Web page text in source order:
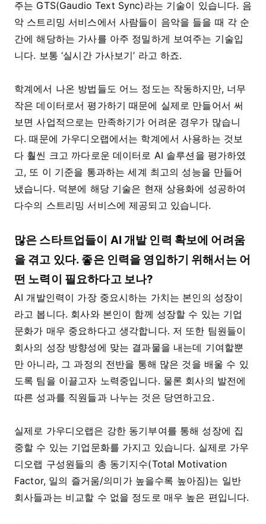
주는 GTS(Gaudio Text Sync)라는 기술이 있습니다. 음
악 스트리밍 서비스에서 사람들이 음악을 들을 때 각 순
간에 해당하는 가사를 아주 정밀하게 보여주는 기술입
니다. 보통 ‘실시간 가사보기’ 라고 하죠.
학계에서 나온 방법들도 어느 정도는 작동하지만, 너무
작은 데이터로서 평가하기 때문에 실제로 만들어서 써
보면 사업적으로는 만족하기가 어려운 경우가 많습니
다. 때문에 가우디오랩에서는 학계에서 사용하는 것보
다 훨씬 크고 까다로운 데이터로 AI 솔루션을 평가하였
고, 또 이 기준을 통과하는 세계 최고의 성능을 만들어
냈습니다. 덕분에 해당 기술은 현재 상용화에 성공하여
다수의 스트리밍 서비스에 제공되고 있습니다.
많은 스타트업들이 AI 개발 인력 확보에 어려움
을 겪고 있다. 좋은 인력을 영입하기 위해서는 어
떤 노력이 필요하다고 보나?
AI 개발인력이 가장 중요시하는 가치는 본인의 성장이
라고 봅니다. 회사와 본인이 함께 성장할 수 있는 기업
문화가 매우 중요하다고 생각합니다. 저 또한 팀원들이
회사의 성장 방향성에 맞는 결과물을 내는데 기여할뿐
만 아니라, 그 과정의 전반을 통해 많은 것을 배울 수 있
도록 팀을 이끌고자 노력중입니다. 물론 회사의 발전에
따른 성과를 직원들과 나누는 것은 당연하고요.
실제로 가우디오랩은 강한 동기부여를 통해 성장에 집
중할 수 있는 기업문화를 가지고 있습니다. 실제로 가우
디오랩 구성원들의 총 동기지수(Total Motivation
Factor, 일의 즐거움/의미가 높을수록 높아짐)는 일반
회사들과는 비교할 수 없을 정도로 매우 높은 편입니다.